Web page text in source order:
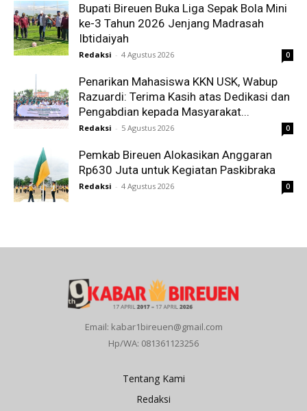
Bupati Bireuen Buka Liga Sepak Bola Mini
ke-3 Tahun 2026 Jenjang Madrasah
Ibtidaiyah
Redaksi - 4 Agustus 2026 0
Penarikan Mahasiswa KKN USK, Wabup
Razuardi: Terima Kasih atas Dedikasi dan
Pengabdian kepada Masyarakat...
Redaksi - 5 Agustus 2026 0
Pemkab Bireuen Alokasikan Anggaran
Rp630 Juta untuk Kegiatan Paskibraka
Redaksi - 4 Agustus 2026 0
Email: kabar1bireuen@gmail.com
Hp/WA: 081361123256
Tentang Kami
Redaksi